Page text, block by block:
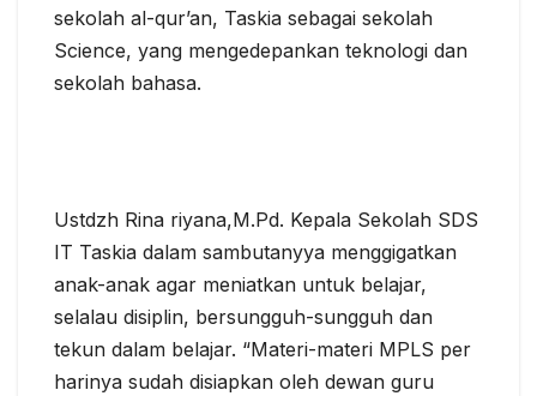
sekolah al-qur’an, Taskia sebagai sekolah
Science, yang mengedepankan teknologi dan
sekolah bahasa.
Ustdzh Rina riyana,M.Pd. Kepala Sekolah SDS
IT Taskia dalam sambutanyya menggigatkan
anak-anak agar meniatkan untuk belajar,
selalau disiplin, bersungguh-sungguh dan
tekun dalam belajar. “Materi-materi MPLS per
harinya sudah disiapkan oleh dewan guru